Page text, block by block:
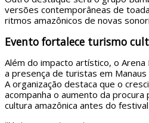
versões contemporâneas de
ritmos amazônicos de novas
Evento fortalece turismo
Além do impacto artístico, o Arena
a presença de turistas em
A organização destaca que o
acompanha o aumento da procura
cultura amazônica antes do